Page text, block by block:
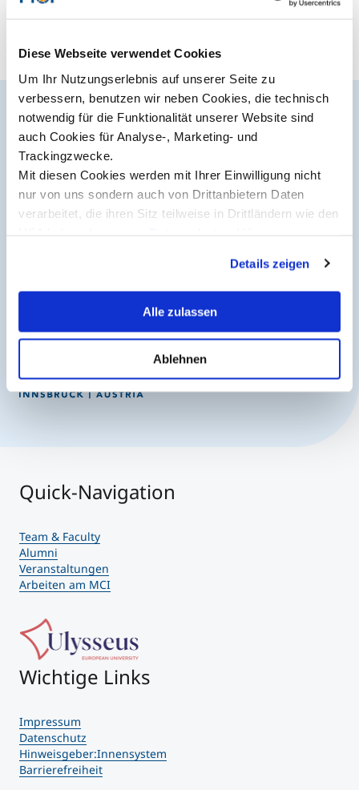
Diese Webseite verwendet Cookies
Um Ihr Nutzungserlebnis auf unserer Seite zu
verbessern, benutzen wir neben Cookies, die technisch
notwendig für die Funktionalität unserer Website sind
auch Cookies für Analyse-, Marketing- und
Trackingzwecke.
Mit diesen Cookies werden mit Ihrer Einwilligung nicht
nur von uns sondern auch von Drittanbietern Daten
verarbeitet, die ihren Sitz teilweise in Drittländern wie den
erklären Ihnen genau, was eine Datenübermittlung in die
USA bedeuten kann.
Details zeigen
Alle zulassen
Ablehnen
Studienberatung
Executive Education Finder
Der MCI Newsletter
Jederzeit up-to-date und den möglicherweise
entscheidenden Schritt voraus.
Quick-Navigation
Team & Faculty
Alumni
Veranstaltungen
Arbeiten am MCI
Wichtige Links
Impressum
Datenschutz
Hinweisgeber:Innensystem
Barrierefreiheit